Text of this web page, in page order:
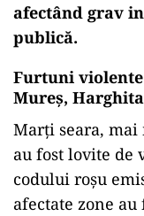
afectând grav
publică.
Furtuni
Mureș,
Marți seara,
au fost lovite
codului roșu
afectate zone